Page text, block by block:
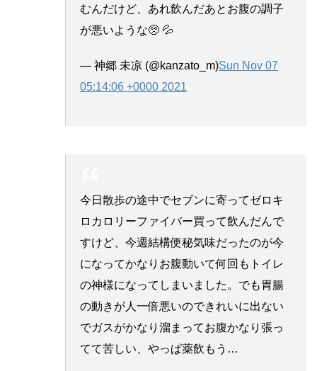
むんだけど、あれ飲んだあとお腹の調子
が悪いような🥺 💦
— 神郷 未凉 (@kanzato_m)Sun Nov 07
05:14:06 +0000 2021
今日散歩の途中でセブンに寄ってゼロキ
ロカロリーファイバー買って飲んだんで
すけど、今週結構便秘気味だったのが今
になってかなりお腹動いて何回もトイレ
の神様になってしまいました。でも胃腸
の動きが人一倍悪いのできれいに出ない
でガスがかなり溜まってお腹かなり張っ
てて苦しい、やっぱ薬飲もう…